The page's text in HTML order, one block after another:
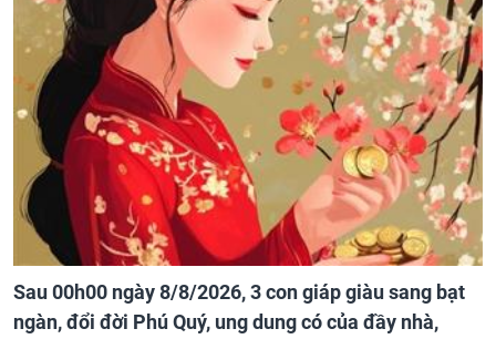
Sau 00h00 ngày 8/8/2026, 3 con giáp giàu sang bạt
ngàn, đổi đời Phú Quý, ung dung có của đầy nhà,